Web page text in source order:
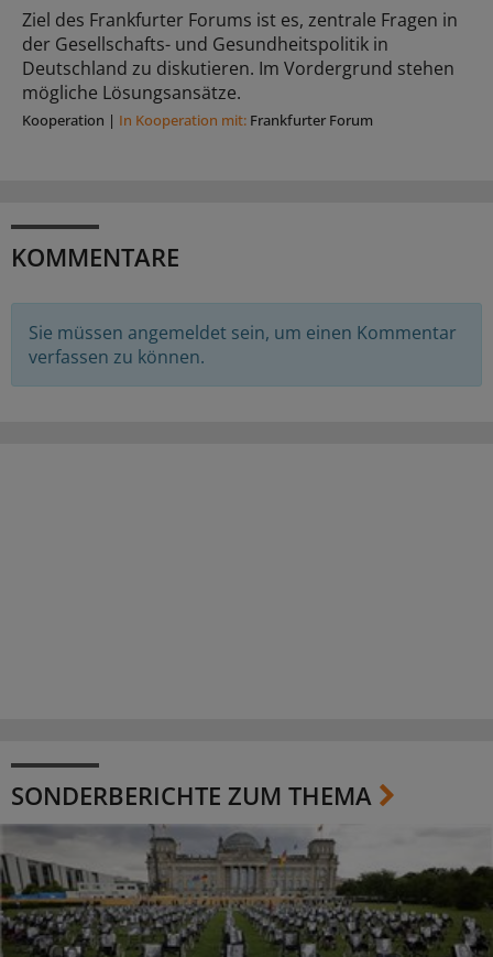
Ziel des Frankfurter Forums ist es, zentrale Fragen in
der Gesellschafts- und Gesundheitspolitik in
Deutschland zu diskutieren. Im Vordergrund stehen
mögliche Lösungsansätze.
Kooperation | In Kooperation mit: Frankfurter Forum
KOMMENTARE
Sie müssen angemeldet sein, um einen Kommentar
verfassen zu können.
SONDERBERICHTE ZUM THEMA